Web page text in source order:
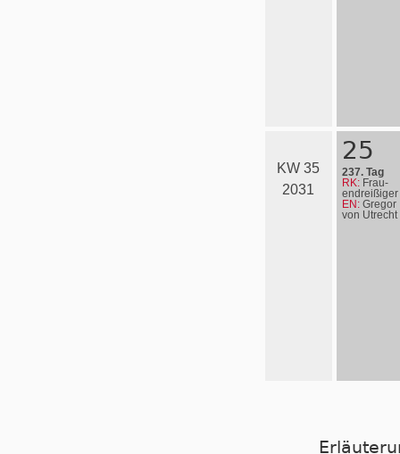
KW 35
2031
25
237. Tag
RK: Frau­
en­drei­ßi­ger
EN: Gregor
von Utrecht